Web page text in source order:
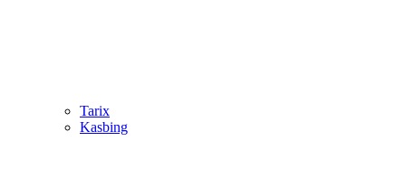
Tarix
Kasbing